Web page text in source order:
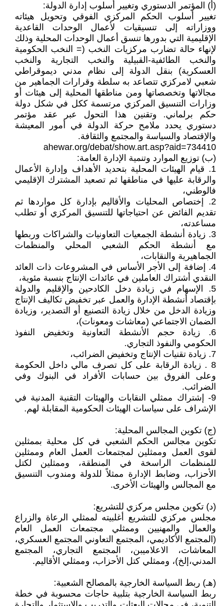
(أ) المؤتمر الدستوري وتغيير أسلوب إدارة الدولة:
تغيير أسلوب الحكم المركزي الفوقي وتحويل هيئاته
ووزاراته إلى تنسيقيات لأعمال الوحدات القاعدية
الإقليمية التي بدورها تنسق أعمال الوحدات المحلية وذلك
لإنهاء حالة تضارب مركزيات النخب (= النخب الحكومية
والنخب الطائفية-القبيلية والنخب التجارية والنخب
العسكرية) بنقل الدولة إلى نظام مدني ديموقراطي
شعبي لامركزي تتصاعد به سلطة وقرارات الجماهير من
مجالاتها وتخصصاتها ومن مناطقها المحلية إلى هيئات أو
وزارات التنسيق المركزي مرتسمة ككل في شكل دولة
حكم برلماني. وتقنين هذا التحول عبر عقد مؤتمر
دستوري يحدد ملامح حركة الدولة في أمور المعيشة
والإقتصاد والسياسة والمجتمع والثقافة.
ahewar.org/debat/show.art.asp?aid=734410
(ب) توزيع الموارد وتنمية الإدارة العامة:
1. قيام الهيئات المحلية بتحديد الأهداف وإدارة الأعمال
والرقابة عليها في مناطقها ثم تصعيد المشترك الإقليمي
فالوطني،
2. إختصاص المحليات والأقاليم بإدارة كل مواردها ثم
تقديم الفائض عن احتياجاتها للتنسيق المركزي أو تطلب
مساعدته،
3. زيادة أنشطة الجمعيات التعاونيات والشراكات وربطها
مع أنشطة الحكم الشعبي المحلي والمنظمات
الجماهيرية والنقابات،
4. إضافة إلى الأجر الأساس في المشروعات ذات العائد
النقدي أشتراك العاملين في عائدات الإنتاج بنسبة مئوية،
5. الإسهام في زيادة دخل الكادحين والإقليم والدولة
بإقتصاد أنشطة الإدارة والعمل عبر تخفيض تكاليف الإنتاج
وزيادة الدخل من خلال زيادة التصنيع أو التصدير، وزيادة
الضمان الاجتماعي (معاشات ومعونات)،
6. زيادة حجم الأنشطة التعاونية وتخفيض النفوذ
الحكومي والنفوذ التجاري.
7. زيادة تقنيات الإنتاج وتخفيض الضرائب،
8 . زيادة الرقابة على كل تصرف مالي داخل الحكومة
وعلى الفروق بين حسابات الأفراد في البنوك وفي
الضرائب.
9- إشتراك ممثلي النقابات والهيئات التقنية المدنية في
الإشراف على سياسات الهيئات الحكومية المقابلة لهم.
(ج) تكوين المجالس المحلية:
تكوين مجالس الحكم الشعبي في كل محلية بممثلين
لقوى العمل وممثلين لمجتمعات العمل العام وممثلين
للمنظمات الراسخة في المنطقة، وممثلين لكتل
الأحزاب، وضابط الإدارة ممثلاً للدولة ومندوب التنسيق
مع المجالس والهيئات الأخرى.
(د) تكوين مجلس مركزي للتشريع:
مجلس مركزي للتشريع أغلبيته لممثلي الرعاة والزراع
والعمال والمهنيين وممثلي مجتمعات العمل العام
(المجتمع الأكاديمي، المجتمع التعاوني المجتمع العسكري،
المعاشات، الاعلاميبن، المجتمع التجاري، المجتمع
المدني،إلخ)، وممثلي كتل الأحزاب، وممثلي الأقاليم.
(هـ) ربط السياسة الخارجية بالمصالح الشعبية:
ربط السياسة الخارجية بتلبية حاجات محسوبة في خطة